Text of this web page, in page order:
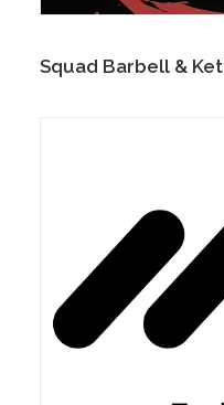
Squad Barbell &